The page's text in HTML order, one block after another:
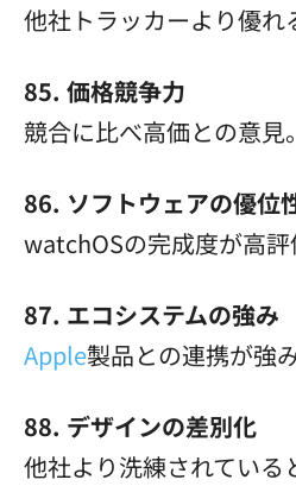
他社トラッカーより優れ
85. 価格競争力
競合に比べ高価との意見。
86. ソフトウェアの優位
watchOSの完成度が高評
87. エコシステムの強み
Apple製品との連携が強み
88. デザインの差別化
他社より洗練されている